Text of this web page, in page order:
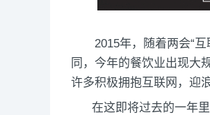
2015年，随着两会“
同，今年的餐饮业出现大
许多积极拥抱互联网，迎
在这即将过去的一年里